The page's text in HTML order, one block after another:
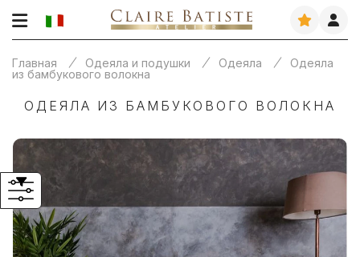
Главная Одеяла и подушки Одеяла
Одеяла
из бамбукового волокна
ОДЕЯЛА ИЗ БАМБУКОВОГО ВОЛОКНА